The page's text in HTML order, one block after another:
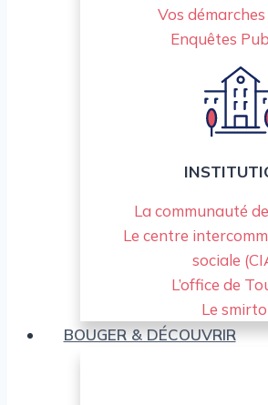
Vos
Enquêtes
La communauté
Le centre
sociale
L’office de
Le
BOUGER & DÉCOUVRIR